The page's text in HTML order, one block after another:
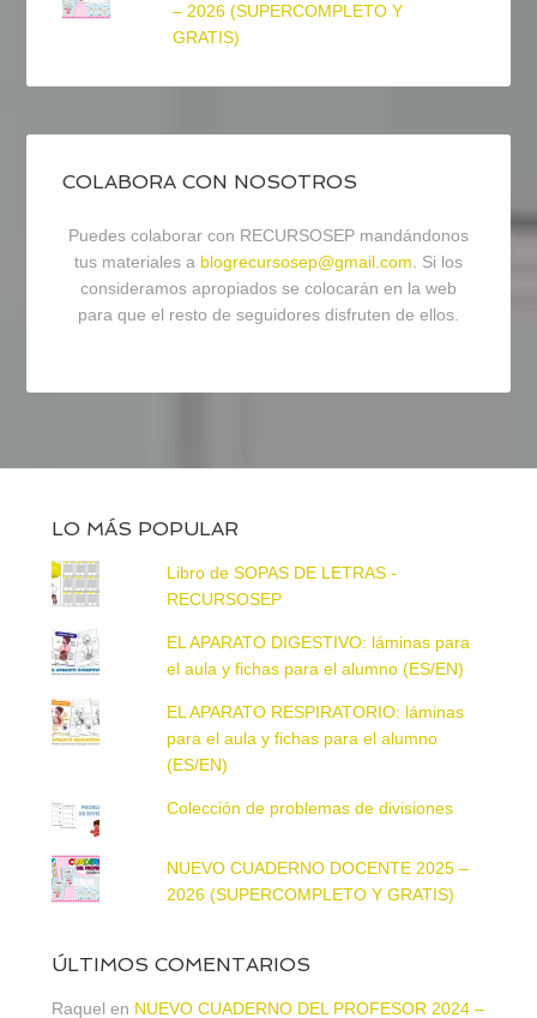
– 2026 (SUPERCOMPLETO Y
GRATIS)
COLABORA CON NOSOTROS
Puedes colaborar con RECURSOSEP mandándonos
tus materiales a blogrecursosep@gmail.com. Si los
consideramos apropiados se colocarán en la web
para que el resto de seguidores disfruten de ellos.
LO MÁS POPULAR
Libro de SOPAS DE LETRAS -
RECURSOSEP
EL APARATO DIGESTIVO: láminas para
el aula y fichas para el alumno (ES/EN)
EL APARATO RESPIRATORIO: láminas
para el aula y fichas para el alumno
(ES/EN)
Colección de problemas de divisiones
NUEVO CUADERNO DOCENTE 2025 –
2026 (SUPERCOMPLETO Y GRATIS)
ÚLTIMOS COMENTARIOS
Raquel en NUEVO CUADERNO DEL PROFESOR 2024 –